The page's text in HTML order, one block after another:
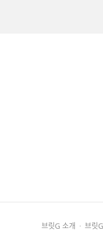
브릿G 소개 · 브릿